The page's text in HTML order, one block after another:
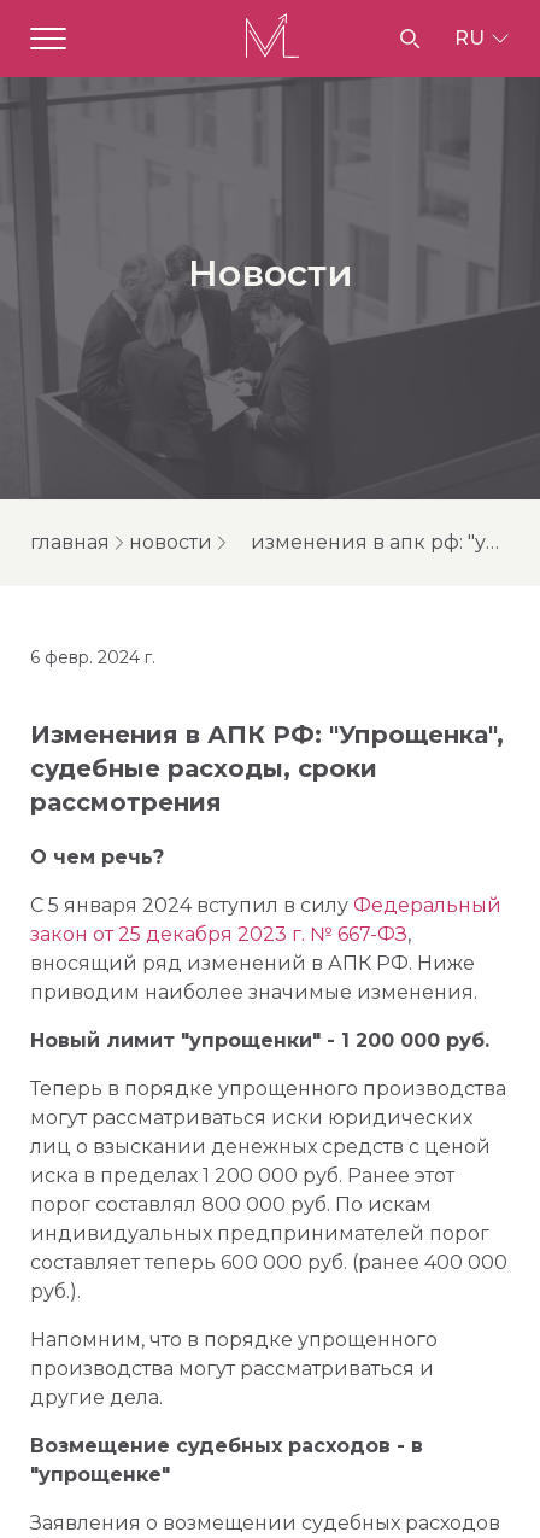
RU
Новости
главная новости изменения в апк рф: "упрощенка", судебные расходы, сроки рассмотрения
6 февр. 2024 г.
Изменения в АПК РФ: "Упрощенка",
судебные расходы, сроки
рассмотрения
О чем речь?
С 5 января 2024 вступил в силу Федеральный
закон от 25 декабря 2023 г. № 667-ФЗ,
вносящий ряд изменений в АПК РФ. Ниже
приводим наиболее значимые изменения.
Новый лимит "упрощенки" - 1 200 000 руб.
Теперь в порядке упрощенного производства
могут рассматриваться иски юридических
лиц о взыскании денежных средств с ценой
иска в пределах 1 200 000 руб. Ранее этот
порог составлял 800 000 руб. По искам
индивидуальных предпринимателей порог
составляет теперь 600 000 руб. (ранее 400 000
руб.).
Напомним, что в порядке упрощенного
производства могут рассматриваться и
другие дела.
Возмещение судебных расходов - в
"упрощенке"
Заявления о возмещении судебных расходов